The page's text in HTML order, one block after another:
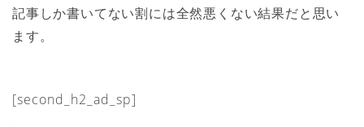
記事しか書いてない割には全然悪くない結果だと思い
ます。
[second_h2_ad_sp]